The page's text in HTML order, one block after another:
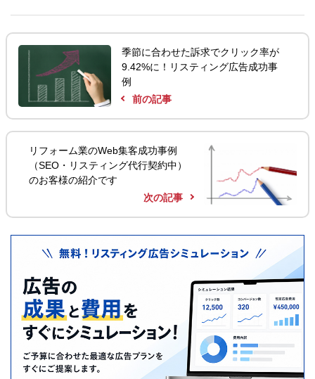
季節に合わせた訴求でクリック率が
9.42%に！リスティング広告成功事
例
前の記事
リフォーム業のWeb集客成功事例
（SEO・リスティング代行契約中）
のお客様の紹介です
次の記事